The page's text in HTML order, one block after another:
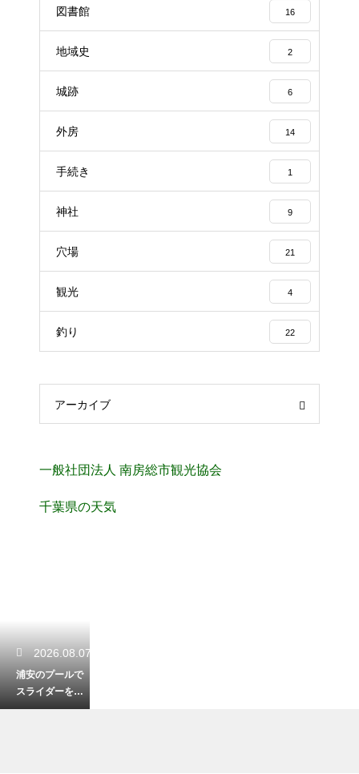
図書館 16
地域史 2
城跡 6
外房 14
手続き 1
神社 9
穴場 21
観光 4
釣り 22
アーカイブ
一般社団法人 南房総市観光協会
千葉県の天気
2026.08.07
浦安のプールで
スライダーを楽
しむ！子供が大